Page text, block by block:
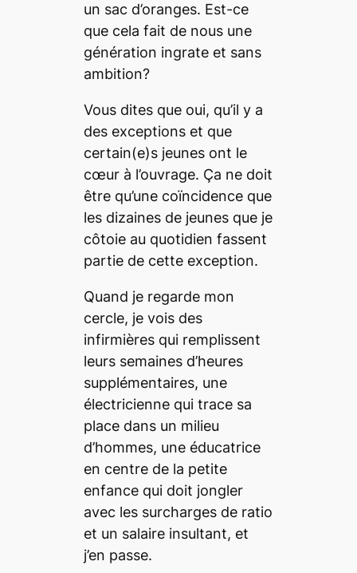
un sac d’oranges. Est-ce
que cela fait de nous une
génération ingrate et sans
ambition?
Vous dites que oui, qu’il y a
des exceptions et que
certain(e)s jeunes ont le
cœur à l’ouvrage. Ça ne doit
être qu’une coïncidence que
les dizaines de jeunes que je
côtoie au quotidien fassent
partie de cette exception.
Quand je regarde mon
cercle, je vois des
infirmières qui remplissent
leurs semaines d’heures
supplémentaires, une
électricienne qui trace sa
place dans un milieu
d’hommes, une éducatrice
en centre de la petite
enfance qui doit jongler
avec les surcharges de ratio
et un salaire insultant, et
j’en passe.